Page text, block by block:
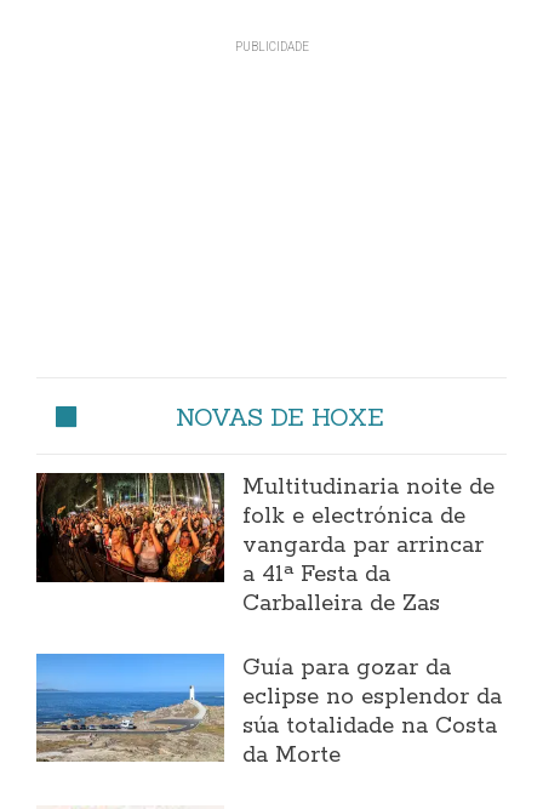
NOVAS DE HOXE
Multitudinaria noite de
folk e electrónica de
vangarda par arrincar
a 41ª Festa da
Carballeira de Zas
Guía para gozar da
eclipse no esplendor da
súa totalidade na Costa
da Morte